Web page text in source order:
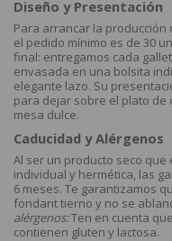
Diseño y Presentación
Para arrancar la producción
el pedido mínimo es de 30
final: entregamos cada
envasada en una bolsita
elegante lazo. Su
para dejar sobre el plato de
mesa dulce.
Caducidad y Alérgenos
Al ser un producto seco
individual y hermética, las
6 meses. Te garantizamos
fondant tierno y no se
alérgenos:Ten en cuenta
contienen gluten y lactosa.